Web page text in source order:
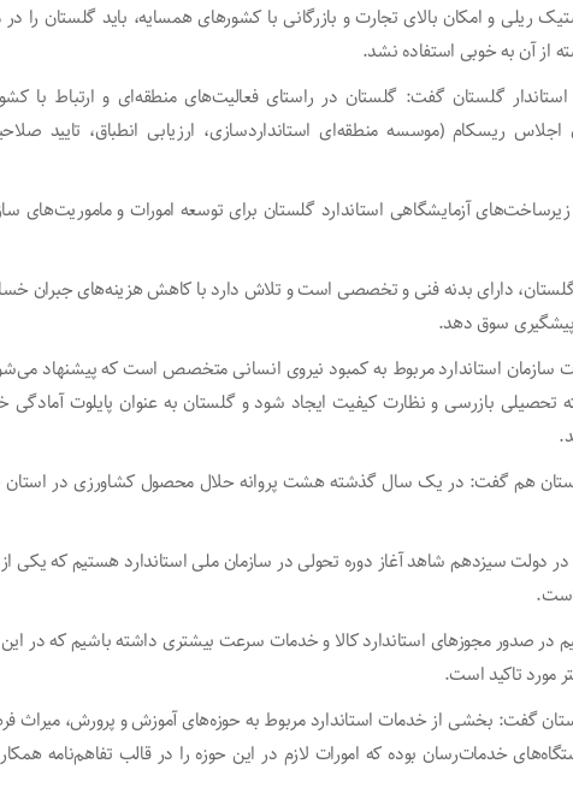
ریلی و امکان بالای تجارت و بازرگانی با کشورهای همسایه، باید گلستان را
از آن به خوبی استفاده نشد.
گلستان گفت: گلستان در راستای فعالیت‌های منطقه‌ای و ارتباط با
اجلاس ریسکام (موسسه منطقه‌ای استانداردسازی، ارزیابی انطباق، تایید
آزمایشگاهی استاندارد گلستان برای توسعه امورات و ماموریت‌های
دارای بدنه فنی و تخصصی است و تلاش دارد با کاهش هزینه‌های جبران
پیشگیری سوق دهد.
سازمان استاندارد مربوط به کمبود نیروی انسانی متخصص است که پیشنهاد
تحصیلی بازرسی و نظارت کیفیت ایجاد شود و گلستان به عنوان پایلوت آمادگی
هم گفت: در یک سال گذشته هشت پروانه حلال محصول کشاورزی در
سیزدهم شاهد آغاز دوره تحولی در سازمان ملی استاندارد هستیم که یکی
صدور مجوزهای استاندارد کالا و خدمات سرعت بیشتری داشته باشیم که در
مورد تاکید است.
گفت: بخشی از خدمات استاندارد مربوط به حوزه‌های آموزش و پرورش، میراث
خدمات‌رسان بوده که امورات لازم در این حوزه را در قالب تفاهم‌نامه